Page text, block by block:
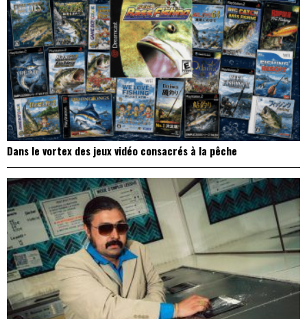
Dans le vortex des jeux vidéo consacrés à la pêche